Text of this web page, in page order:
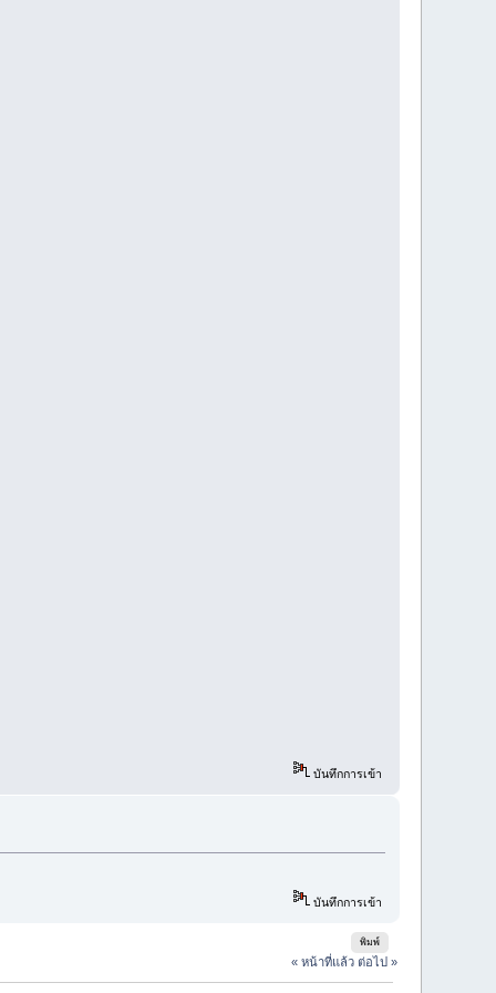
บันทึกการเข้า
บันทึกการเข้า
พิมพ์
« หน้าที่แล้ว ต่อไป »